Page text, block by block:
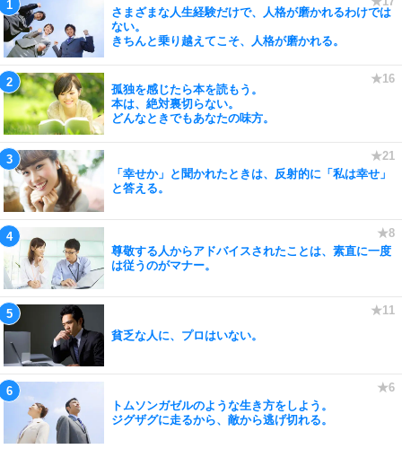
さまざまな人生経験だけで、人格が磨かれるわけでは
ない。
きちんと乗り越えてこそ、人格が磨かれる。
孤独を感じたら本を読もう。
本は、絶対裏切らない。
どんなときでもあなたの味方。
「幸せか」と聞かれたときは、反射的に「私は幸せ」
と答える。
尊敬する人からアドバイスされたことは、素直に一度
は従うのがマナー。
貧乏な人に、プロはいない。
トムソンガゼルのような生き方をしよう。
ジグザグに走るから、敵から逃げ切れる。